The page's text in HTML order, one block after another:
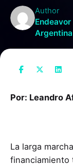
Author
Endeavor
Argentina
Por: Leandro
La larga
financiamiento